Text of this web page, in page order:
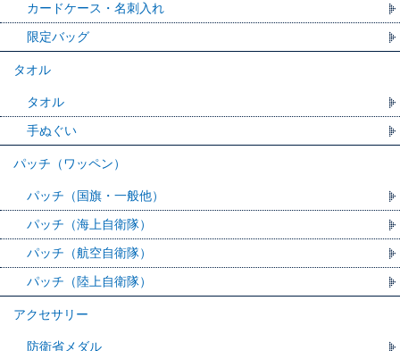
カードケース・名刺入れ
限定バッグ
タオル
タオル
手ぬぐい
パッチ（ワッペン）
パッチ（国旗・一般他）
パッチ（海上自衛隊）
パッチ（航空自衛隊）
パッチ（陸上自衛隊）
アクセサリー
防衛省メダル